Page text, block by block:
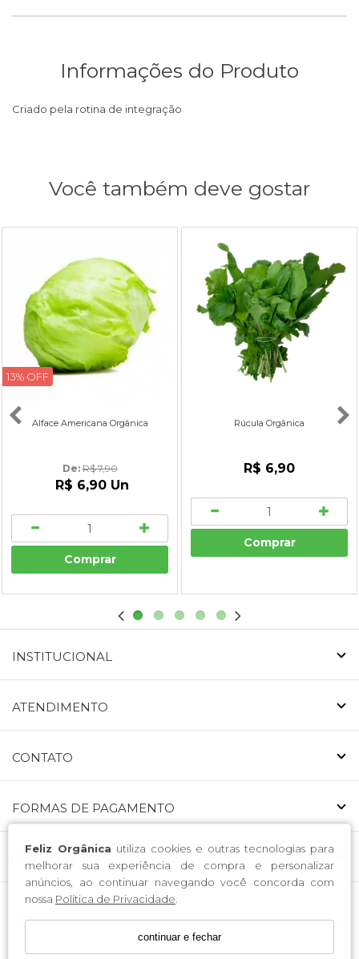
Feliz Orgânica utiliza cookies e outras tecnologias para
melhorar sua experiência de compra e personalizar
anúncios, ao continuar navegando você concorda com
nossa Política de Privacidade
continuar e fechar
Informações do Produto
Criado pela rotina de integração
Você também deve gostar
13% OFF
Alface Americana Orgânica
De: R$ 7,90
R$ 6,90Un
Comprar
Rúcula Orgânica
R$ 6,90
Comprar
INSTITUCIONAL
ATENDIMENTO
CONTATO
FORMAS DE PAGAMENTO
CERTIFICADOS
FELIZ ALIMENTOS ORGÂNICOS LTDA. / CNPJ: 53.146.519/0001-49
Endereço: Avenida Nossa Senhora da Luz 223